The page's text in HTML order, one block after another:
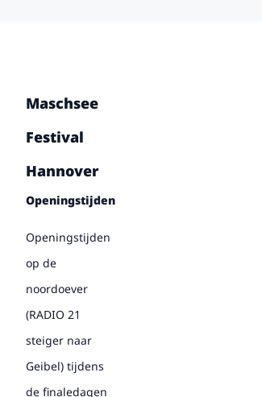
Maschsee
Festival
Hannover
Openingstijden
Openingstijden
op de
noordoever
(RADIO 21
steiger naar
Geibel) tijdens
de finaledagen